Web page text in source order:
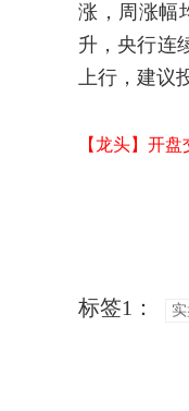
涨，周涨幅
升，央行连
上行，建议
【龙头】开
直播
标签1：